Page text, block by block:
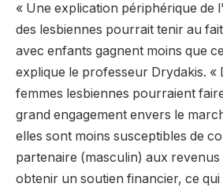
« Une explication périphérique de
des lesbiennes pourrait tenir au
avec enfants gagnent moins que
explique le professeur Drydakis. «
femmes lesbiennes pourraient
grand engagement envers le
elles sont moins susceptibles de
partenaire (masculin) aux
obtenir un soutien financier, ce